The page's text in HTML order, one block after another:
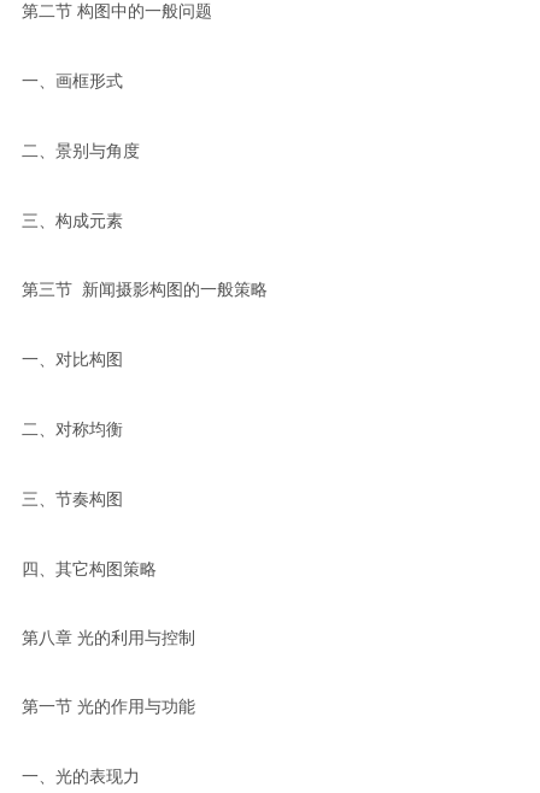
第二节 构图中的一般问题
一、画框形式
二、景别与角度
三、构成元素
第三节 新闻摄影构图的一般策略
一、对比构图
二、对称均衡
三、节奏构图
四、其它构图策略
第八章 光的利用与控制
第一节 光的作用与功能
一、光的表现力